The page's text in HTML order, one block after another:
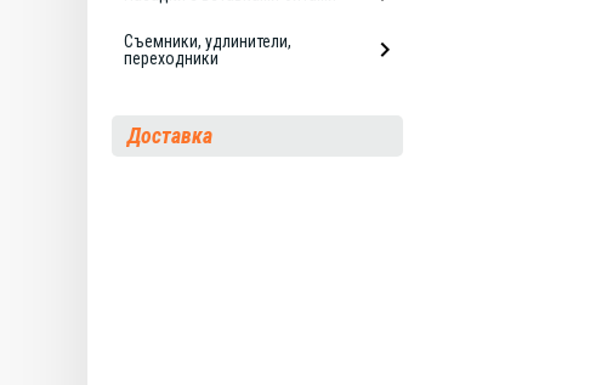
Съемники, удлинители,
переходники
Доставка